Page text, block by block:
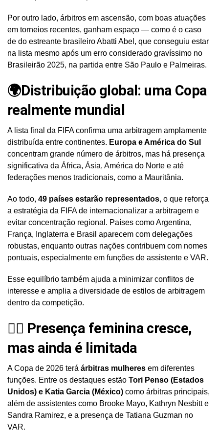
Por outro lado, árbitros em ascensão, com boas atuações
em torneios recentes, ganham espaço — como é o caso
de do estreante brasileiro Abatti Abel, que conseguiu estar
na lista mesmo após um erro considerado gravíssimo no
Brasileirão 2025, na partida entre São Paulo e Palmeiras.
🌍Distribuição global: uma Copa
realmente mundial
A lista final da FIFA confirma uma arbitragem amplamente
distribuída entre continentes. Europa e América do Sul
concentram grande número de árbitros, mas há presença
significativa da África, Ásia, América do Norte e até
federações menos tradicionais, como a Mauritânia.
Ao todo, 49 países estarão representados, o que reforça
a estratégia da FIFA de internacionalizar a arbitragem e
evitar concentração regional. Países como Argentina,
França, Inglaterra e Brasil aparecem com delegações
robustas, enquanto outras nações contribuem com nomes
pontuais, especialmente em funções de assistente e VAR.
Esse equilíbrio também ajuda a minimizar conflitos de
interesse e amplia a diversidade de estilos de arbitragem
dentro da competição.
👩‍⚖️ Presença feminina cresce,
mas ainda é limitada
A Copa de 2026 terá árbitras mulheres em diferentes
funções. Entre os destaques estão Tori Penso (Estados
Unidos) e Katia Garcia (México) como árbitras principais,
além de assistentes como Brooke Mayo, Kathryn Nesbitt e
Sandra Ramirez, e a presença de Tatiana Guzman no
VAR.